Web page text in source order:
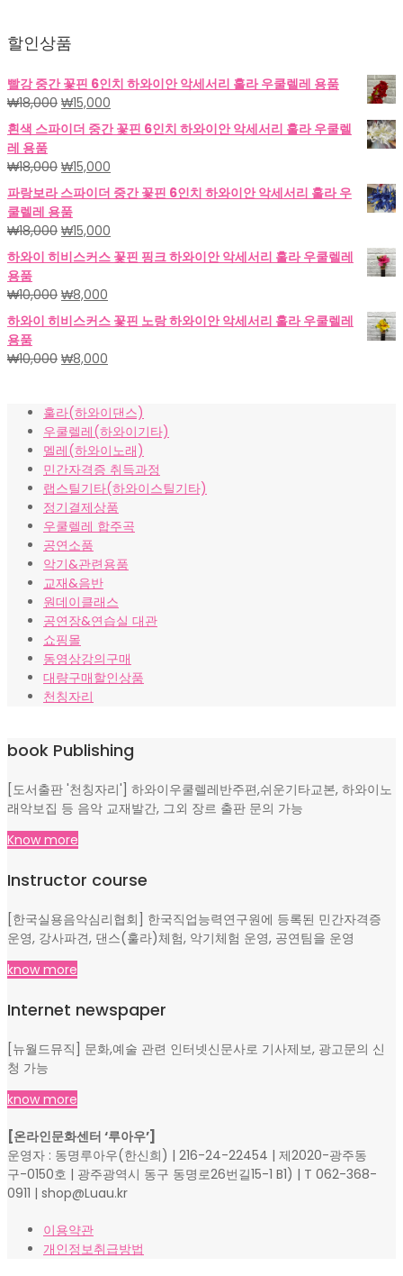
할인상품
빨강 중간 꽃핀 6인치 하와이안 악세서리 훌라 우쿨렐레 용품
₩18,000 원
래
가
격:
₩18,000.
₩15,000
재
가
₩15,000.
흰색 스파이더 중간 꽃핀 6인치 하와이안 악세서리 훌라 우쿨렐
레 용품
₩18,000 원
래
가
격:
₩18,000.
₩15,000
재
가
₩15,000.
파랑보라 스파이더 중간 꽃핀 6인치 하와이안 악세서리 훌라 우
쿨렐레 용품
₩18,000 원
래
가
격:
₩18,000.
₩15,000
재
가
하와이 히비스커스 꽃핀 핑크 하와이안 악세서리 훌라 우쿨렐레
용품
₩10,000 원
래
가
격:
₩10,000.
₩8,000
재
가
₩8,000.
하와이 히비스커스 꽃핀 노랑 하와이안 악세서리 훌라 우쿨렐레
용품
₩10,000 원
격:
₩10,000.
₩8,000
격:
₩8,000.
훌라(하와이댄스)
우쿨렐레(하와이기타)
멜레(하와이노래)
민간자격증 취득과정
랩스틸기타(하와이스틸기타)
정기결제상품
우쿨렐레 합주곡
공연소품
악기&관련용품
교재&음반
원데이클래스
공연장&연습실 대관
쇼핑몰
동영상강의구매
대량구매할인상품
천칭자리
book Publishing
[도서출판 '천칭자리'] 하와이우쿨렐레반주편,쉬운기타교본, 하와이노
래악보집 등 음악 교재발간, 그외 장르 출판 문의 가능
Know more
Instructor course
[한국실용음악심리협회] 한국직업능력연구원에 등록된 민간자격증
운영, 강사파견, 댄스(훌라)체험, 악기체험 운영, 공연팀을 운영
know more
Internet newspaper
[뉴월드뮤직] 문화,예술 관련 인터넷신문사로 기사제보, 광고문의 신
청 가능
know more
[온라인문화센터 ‘루아우’]
운영자 : 동명루아우(한신희) | 216-24-22454 | 제2020-광주동
구-0150호 | 광주광역시 동구 동명로26번길15-1 B1) | T 062-368-
0911 | shop@Luau.kr
이용약관
개인정보취급방법